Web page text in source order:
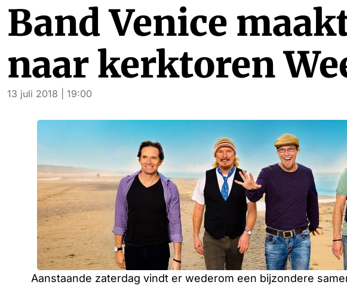
Band Venice
naar kerktoren
13 juli 2018 | 19:00
Aanstaande zaterdag vindt er wederom een bijzondere